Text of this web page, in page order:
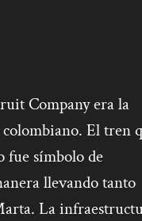
Company era la
El tren
fue símbolo de
llevando tanto
La